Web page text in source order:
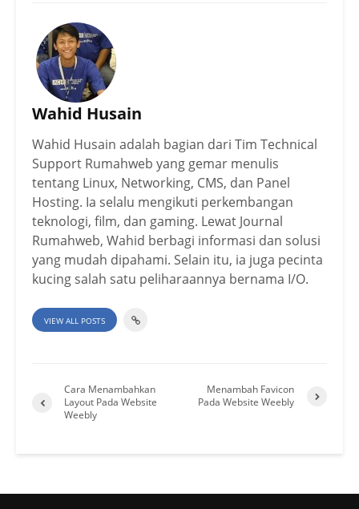
Wahid Husain
Wahid Husain adalah bagian dari Tim Technical
Support Rumahweb yang gemar menulis
tentang Linux, Networking, CMS, dan Panel
Hosting. Ia selalu mengikuti perkembangan
teknologi, film, dan gaming. Lewat Journal
Rumahweb, Wahid berbagi informasi dan solusi
yang mudah dipahami. Selain itu, ia juga pecinta
kucing salah satu peliharaannya bernama I/O.
VIEW ALL POSTS
Cara Menambahkan
Layout Pada Website
Weebly
Menambah Favicon
Pada Website Weebly